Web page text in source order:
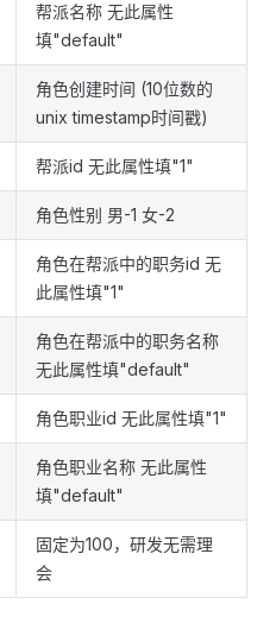
帮派名称 无此属性
填"default"
角色创建时间 (10位数的
unix timestamp时间戳)
帮派id 无此属性填"1"
角色性别 男-1 女-2
角色在帮派中的职务id 无
此属性填"1"
角色在帮派中的职务名称
无此属性填"default"
角色职业id 无此属性填"1"
角色职业名称 无此属性
填"default"
固定为100，研发无需理
会